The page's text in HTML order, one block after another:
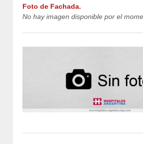
Foto de Fachada.
No hay imagen disponible por el